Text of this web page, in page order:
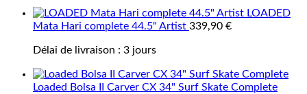
LOADED
Mata Hari complete 44.5" Artist 339,90 €
Délai de livraison : 3 jours
Loaded Bolsa II Carver CX 34" Surf Skate Complete